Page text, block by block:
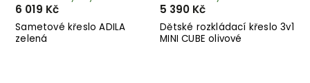
Sametové křeslo ADILA
zelená
6 019 Kč
Dětské rozkládací křeslo 3v1
MINI CUBE olivové
5 390 Kč